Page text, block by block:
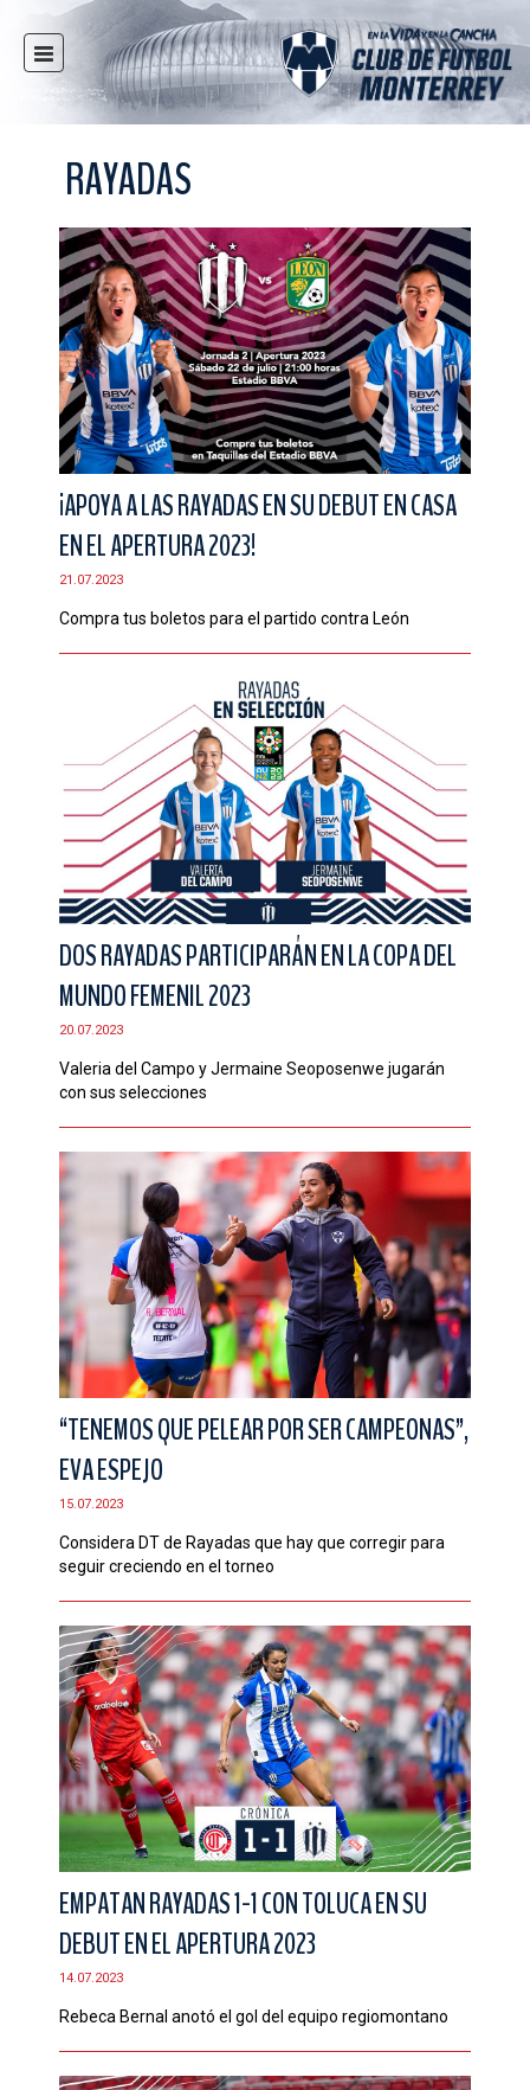
INICIO
NOTICIAS
RAYADOS
RAYADAS
FUERZAS BÁSICAS
RESPONSABILIDAD SOCIAL
TAQUILLA
TIENDA
ESTADIO
PRENSA
CONTACTO
RAYADAS
¡APOYA A LAS RAYADAS EN SU DEBUT EN CASA
EN EL APERTURA 2023!
21.07.2023
Compra tus boletos para el partido contra León
DOS RAYADAS PARTICIPARÁN EN LA COPA DEL
MUNDO FEMENIL 2023
20.07.2023
Valeria del Campo y Jermaine Seoposenwe jugarán
con sus selecciones
“TENEMOS QUE PELEAR POR SER CAMPEONAS”,
EVA ESPEJO
15.07.2023
Considera DT de Rayadas que hay que corregir para
seguir creciendo en el torneo
EMPATAN RAYADAS 1-1 CON TOLUCA EN SU
DEBUT EN EL APERTURA 2023
14.07.2023
Rebeca Bernal anotó el gol del equipo regiomontano